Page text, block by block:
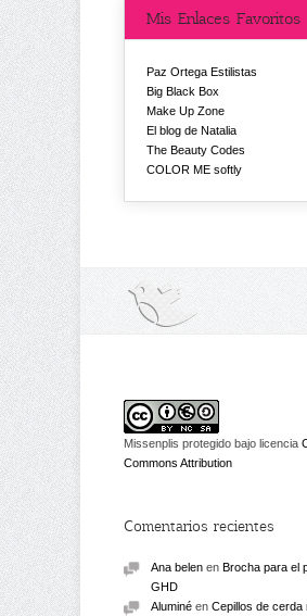
Mis Enlaces Favoritos
Paz Ortega Estilistas
Big Black Box
Make Up Zone
El blog de Natalia
The Beauty Codes
COLOR ME softly
Missenplis protegido bajo licencia
Commons Attribution
Comentarios recientes
Ana belen en Brocha para el
GHD
Aluminé en Cepillos de cerda